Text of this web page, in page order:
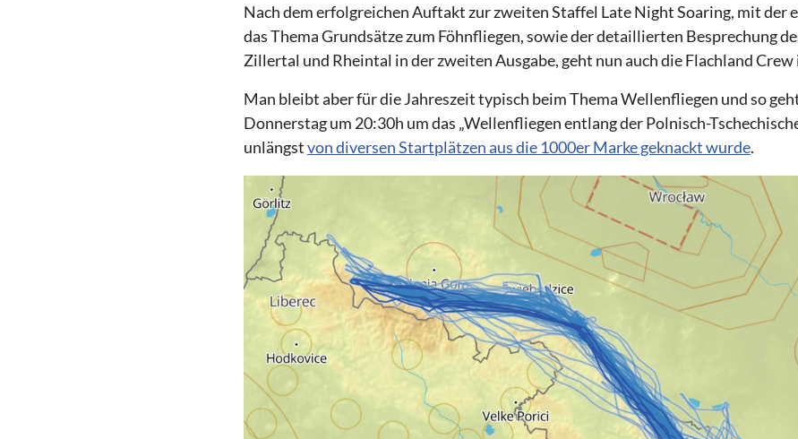
Nach dem erfolgreichen Auftakt zur zweiten Staffel Late Night Soaring, mit der
das Thema Grundsätze zum Föhnfliegen, sowie der detaillierten Besprechung
Zillertal und Rheintal in der zweiten Ausgabe, geht nun auch die Flachland Crew
Man bleibt aber für die Jahreszeit typisch beim Thema Wellenfliegen und so
Donnerstag um 20:30h um das „Wellenfliegen entlang der Polnisch-
unlängstvon diversen Startplätzen aus die 1000er Marke geknackt wurde.